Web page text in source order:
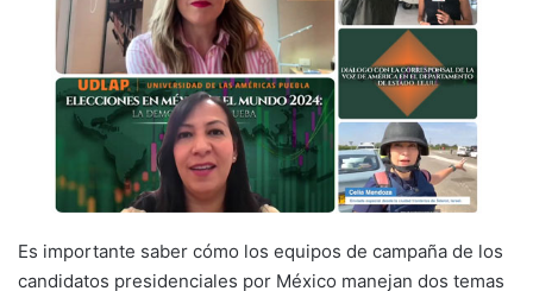
Es importante saber cómo los equipos de campaña de los
candidatos presidenciales por México manejan dos temas